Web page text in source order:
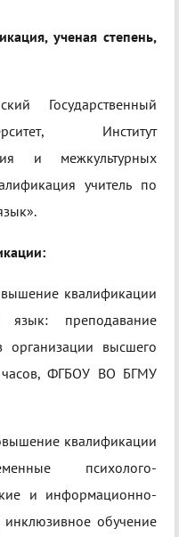
ученая степень,
Государственный
Институт
и межкультурных
учитель по
квалификации
преподавание
организации высшего
часов, ФГБОУ ВО БГМУ
квалификации
психолого-
и информационно-
инклюзивное обучение